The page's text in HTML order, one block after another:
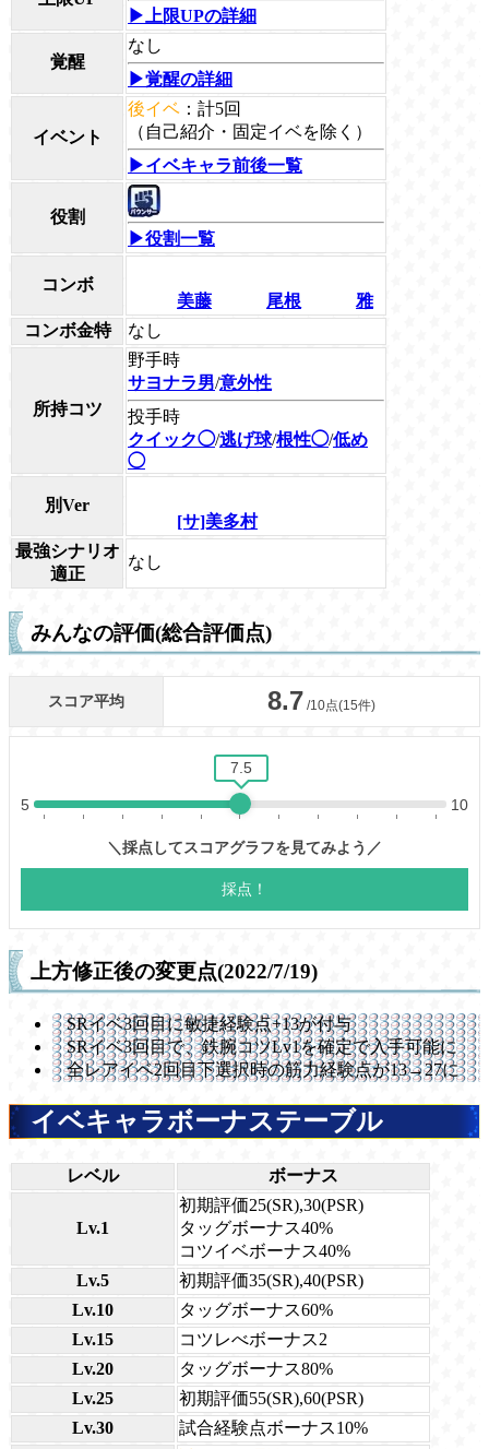
▶上限UPの詳細
覚醒
なし
▶覚醒の詳細
イベント
後イベ ：計5回
（自己紹介・固定イベを除く）
▶イベキャラ前後一覧
役割
▶役割一覧
コンボ
美藤
尾根
雅
コンボ金特
なし
所持コツ
野手時
サヨナラ男/意外性
投手時
クイック◯/逃げ球/根性◯/低め
◯
別Ver
[サ]美多村
最強シナリオ
適正
なし
みんなの評価(総合評価点)
上方修正後の変更点(2022/7/19)
SRイベ3回目に敏捷経験点+13が付与
SRイベ3回目で、鉄腕コツLv1を確定で入手可能に
全レアイベ2回目下選択時の筋力経験点が13→27に
イベキャラボーナステーブル
レベル ボーナス
Lv.1
初期評価25(SR),30(PSR)
タッグボーナス40%
コツイベボーナス40%
Lv.5
初期評価35(SR),40(PSR)
Lv.10
タッグボーナス60%
Lv.15
コツレべボーナス2
Lv.20
タッグボーナス80%
Lv.25
初期評価55(SR),60(PSR)
Lv.30
試合経験点ボーナス10%